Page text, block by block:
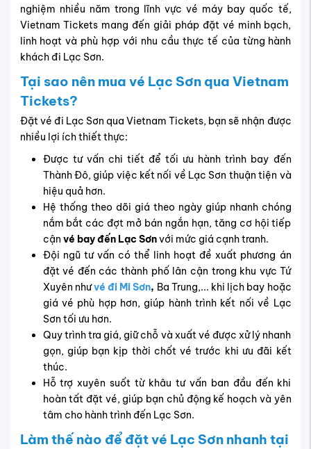
nghiệm nhiều năm trong lĩnh vực vé máy bay quốc tế,
Vietnam Tickets mang đến giải pháp đặt vé minh bạch,
linh hoạt và phù hợp với nhu cầu thực tế của từng hành
khách đi Lạc Sơn.
Tại sao nên mua vé Lạc Sơn qua Vietnam
Tickets?
Đặt vé đi Lạc Sơn qua Vietnam Tickets, bạn sẽ nhận được
nhiều lợi ích thiết thực:
Được tư vấn chi tiết để tối ưu hành trình bay đến
Thành Đô, giúp việc kết nối về Lạc Sơn thuận tiện và
hiệu quả hơn.
Hệ thống theo dõi giá theo ngày giúp nhanh chóng
nắm bắt các đợt mở bán ngắn hạn, tăng cơ hội tiếp
cận vé bay đến Lạc Sơnvới mức giá cạnh tranh.
Đội ngũ tư vấn có thể linh hoạt đề xuất phương án
đặt vé đến các thành phố lân cận trong khu vực Tứ
Xuyên nhưvé đi Mi Sơn, Ba Trung,... khi lịch bay hoặc
giá vé phù hợp hơn, giúp hành trình kết nối về Lạc
Sơn tối ưu hơn.
Quy trình tra giá, giữ chỗ và xuất vé được xử lý nhanh
gọn, giúp bạn kịp thời chốt vé trước khi ưu đãi kết
thúc.
Hỗ trợ xuyên suốt từ khâu tư vấn ban đầu đến khi
hoàn tất đặt vé, giúp bạn chủ động kế hoạch và yên
tâm cho hành trình đến Lạc Sơn.
Làm thế nào để đặt vé Lạc Sơn nhanh tại